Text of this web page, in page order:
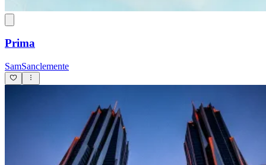
Prima
SamSanclemente